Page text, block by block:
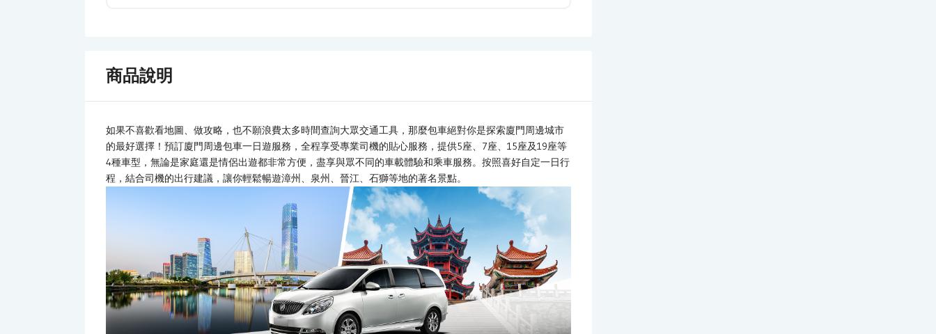
商品說明
如果不喜歡看地圖、做攻略，也不願浪費太多時間查詢大眾交通工具，那麼包車絕對你是探索廈門周邊城市
的最好選擇！預訂廈門周邊包車一日遊服務，全程享受專業司機的貼心服務，提供5座、7座、15座及19座等
4種車型，無論是家庭還是情侶出遊都非常方便，盡享與眾不同的車載體驗和乘車服務。按照喜好自定一日行
程，結合司機的出行建議，讓你輕鬆暢遊漳州、泉州、晉江、石獅等地的著名景點。